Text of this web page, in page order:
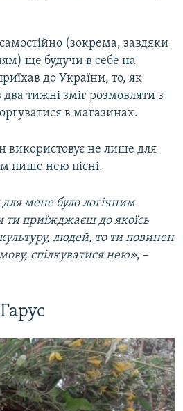
(зокрема, завдяки
ще будучи в себе на
до України, то, як
два тижні зміг розмовляти з
в магазинах.
використовує не лише для
пише нею пісні.
мене було логічним
приїжджаєш до якоїсь
людей, то ти повинен
спілкуватися нею», –